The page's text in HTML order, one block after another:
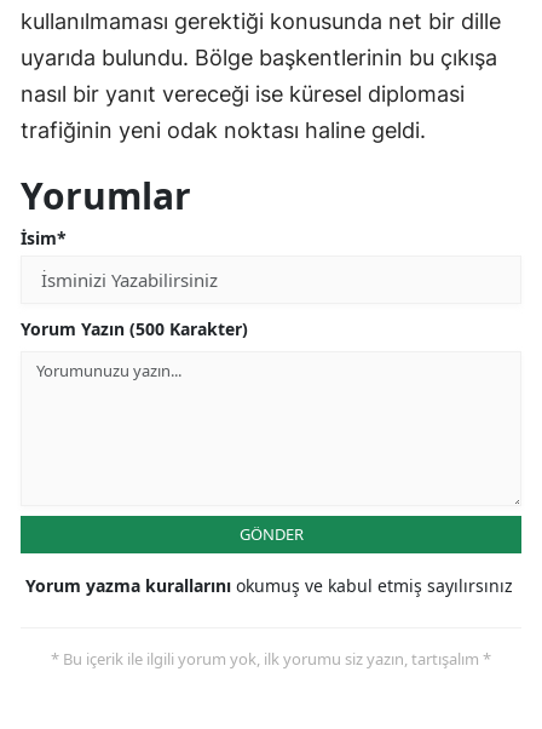
kullanılmaması gerektiği konusunda net bir dille
uyarıda bulundu. Bölge başkentlerinin bu çıkışa
nasıl bir yanıt vereceği ise küresel diplomasi
trafiğinin yeni odak noktası haline geldi.
Yorumlar
İsim*
Yorum Yazın (500 Karakter)
GÖNDER
Yorum yazma kurallarını okumuş ve kabul etmiş sayılırsınız
* Bu içerik ile ilgili yorum yok, ilk yorumu siz yazın, tartışalım *